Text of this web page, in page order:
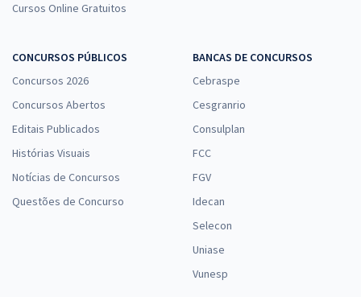
Cursos Online Gratuitos
CONCURSOS PÚBLICOS
Concursos 2026
Concursos Abertos
Editais Publicados
Histórias Visuais
Notícias de Concursos
Questões de Concurso
BANCAS DE CONCURSOS
Cebraspe
Cesgranrio
Consulplan
FCC
FGV
Idecan
Selecon
Uniase
Vunesp